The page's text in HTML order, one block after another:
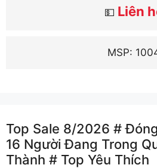
💵 Liên
MSP:
Top Sale 8/2026 #
16 Người Đang Trong
Thành # Top Yêu Thích